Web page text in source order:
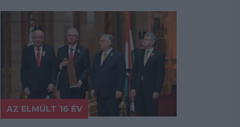
AZ ELMÚLT 16 ÉV